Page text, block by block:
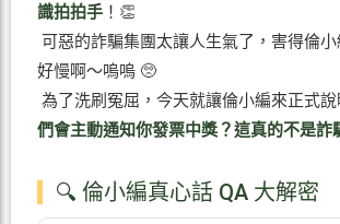
識拍拍手！👏
可惡的詐騙集團太讓人生氣了，害得倫
好慢啊～嗚嗚 🥺
為了洗刷冤屈，今天就讓倫小編來正式說
們會主動通知你發票中獎？這真的不是詐
🔍 倫小編真心話 QA 大解密